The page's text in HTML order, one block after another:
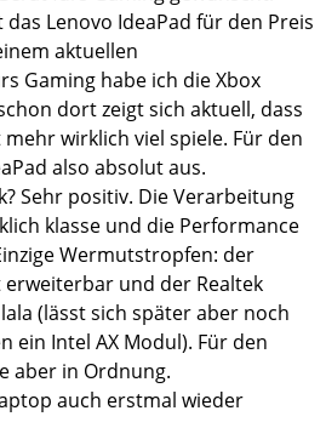
Lenovo IdeaPad für den Preis
aktuellen
Gaming habe ich die Xbox
dort zeigt sich aktuell, dass
wirklich viel spiele. Für den
also absolut aus.
Sehr positiv. Die Verarbeitung
klasse und die Performance
Wermutstropfen: der
und der Realtek
(lässt sich später aber noch
ein Intel AX Modul). Für den
aber in Ordnung.
auch erstmal wieder